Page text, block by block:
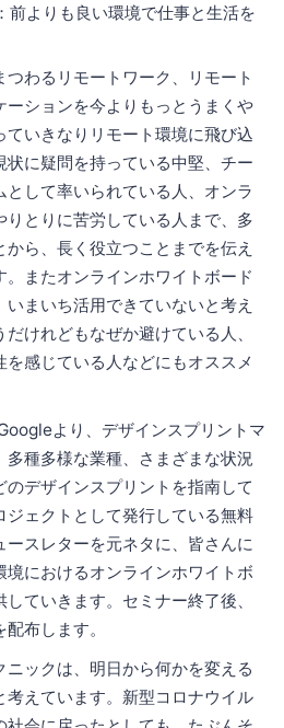
よりも良い環境で仕事と生活を
わるリモートワーク、リモート
ションを今よりもっとうまくや
ていきなりリモート環境に飛び込
状に疑問を持っている中堅、チー
として率いられている人、オンラ
とりに苦労している人まで、多
ら、長く役立つことまでを伝え
またオンラインホワイトボード
まいち活用できていないと考え
けれどもなぜか避けている人、
感じている人などにもオススメ
より、デザインスプリントマ
種多様な業種、さまざまな状況
デザインスプリントを指南して
ジェクトとして発行している無料
スレターを元ネタに、皆さんに
におけるオンラインホワイトボ
ていきます。セミナー終了後、
布します。
ックは、明日から何かを変える
考えています。新型コロナウイル